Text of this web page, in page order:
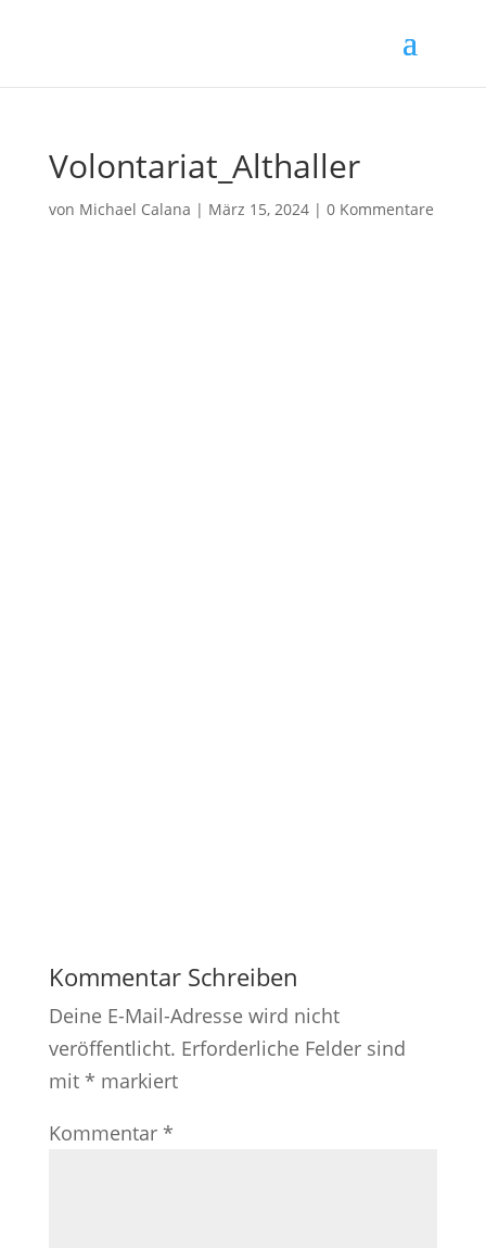
Volontariat_Althaller
von Michael Calana | März 15, 2024| 0 Kommentare
Kommentar Schreiben
Deine E-Mail-Adresse wird nicht
veröffentlicht. Erforderliche Felder sind
mit * markiert
Kommentar *